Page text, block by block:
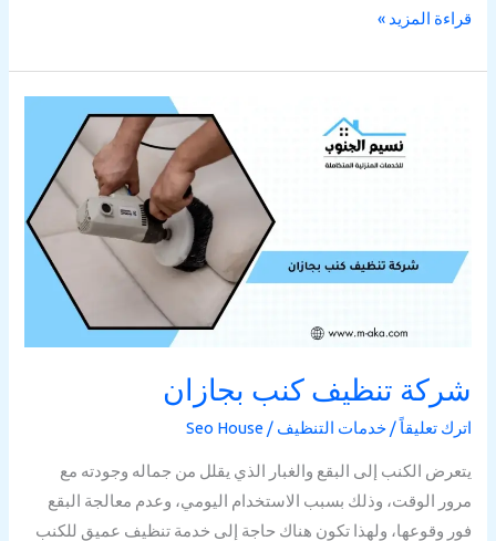
قراءة المزيد »
شركة تنظيف كنب بجازان
اترك تعليقاً /خدمات التنظيف /
Seo House
يتعرض الكنب إلى البقع والغبار الذي يقلل من جماله وجودته مع
مرور الوقت، وذلك بسبب الاستخدام اليومي، وعدم معالجة البقع
فور وقوعها، ولهذا تكون هناك حاجة إلى خدمة تنظيف عميق للكنب